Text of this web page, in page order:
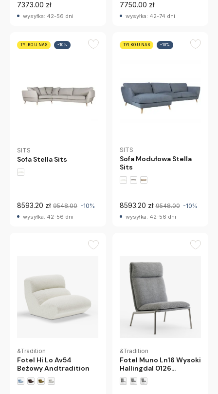
7373.00 zł
wysyłka: 42-56 dni
7750.00 zł
wysyłka: 42-74 dni
TYLKO U NAS -10%
SITS
Sofa Stella Sits
8593.20 zł 9548.00 -10%
wysyłka: 42-56 dni
TYLKO U NAS -10%
SITS
Sofa Modułowa Stella
Sits
8593.20 zł 9548.00 -10%
wysyłka: 42-56 dni
&Tradition
Fotel Hi Lo Av54
Beżowy Andtradition
&Tradition
Fotel Muno Ln16 Wysoki
Hallingdal 0126
Chromowane Nogi
Andtradition